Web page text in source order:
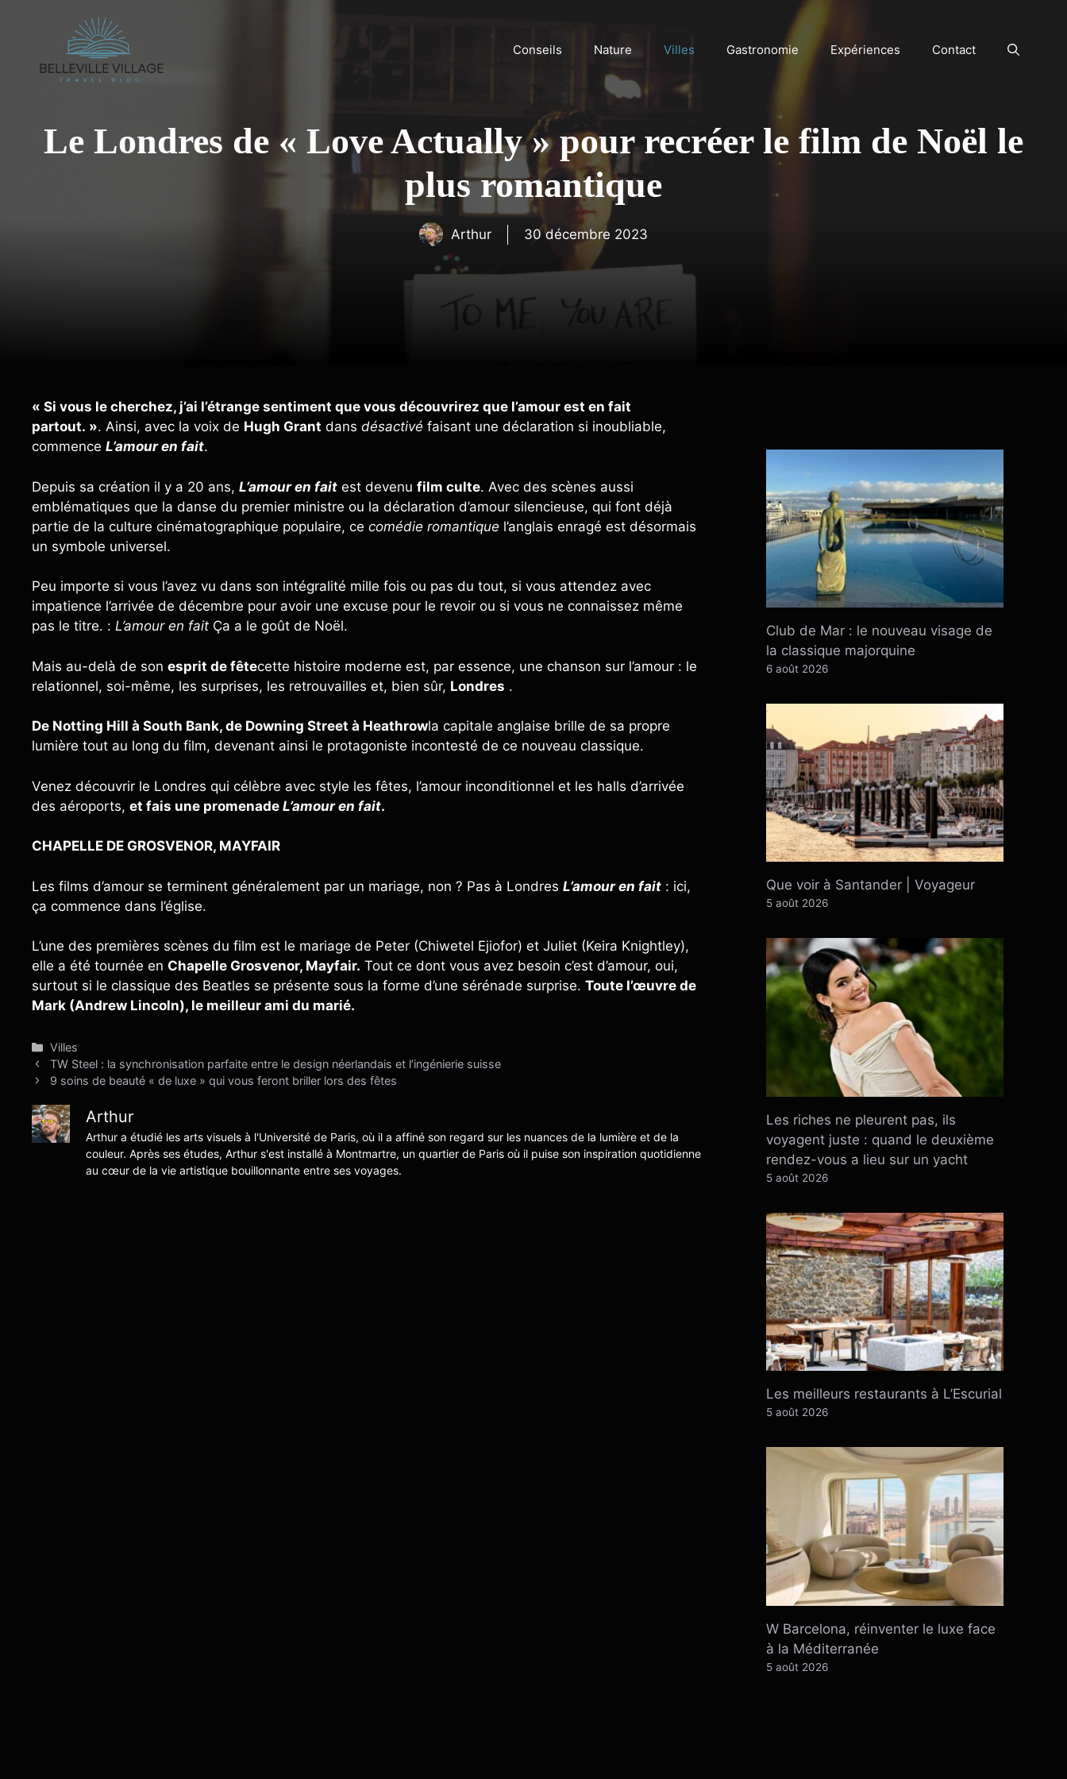
Conseils Nature Villes Gastronomie Expériences Contact
Le Londres de « Love Actually » pour recréer le film de Noël le
plus romantique
Arthur 30 décembre 2023
« Si vous le cherchez, j’ai l’étrange sentiment que vous découvrirez que l’amour est en fait
partout. ». Ainsi, avec la voix de Hugh Grant dans désactivé faisant une déclaration si inoubliable,
commence L’amour en fait.
Depuis sa création il y a 20 ans, L’amour en fait est devenu film culte. Avec des scènes aussi
emblématiques que la danse du premier ministre ou la déclaration d’amour silencieuse, qui font déjà
partie de la culture cinématographique populaire, ce comédie romantique l’anglais enragé est désormais
un symbole universel.
Peu importe si vous l’avez vu dans son intégralité mille fois ou pas du tout, si vous attendez avec
impatience l’arrivée de décembre pour avoir une excuse pour le revoir ou si vous ne connaissez même
pas le titre. : L’amour en fait Ça a le goût de Noël.
Mais au-delà de son esprit de fêtecette histoire moderne est, par essence, une chanson sur l’amour : le
relationnel, soi-même, les surprises, les retrouvailles et, bien sûr, Londres .
De Notting Hill à South Bank, de Downing Street à Heathrowla capitale anglaise brille de sa propre
lumière tout au long du film, devenant ainsi le protagoniste incontesté de ce nouveau classique.
Venez découvrir le Londres qui célèbre avec style les fêtes, l’amour inconditionnel et les halls d’arrivée
des aéroports, et fais une promenade L’amour en fait.
CHAPELLE DE GROSVENOR, MAYFAIR
Les films d’amour se terminent généralement par un mariage, non ? Pas à Londres L’amour en fait : ici,
ça commence dans l’église.
L’une des premières scènes du film est le mariage de Peter (Chiwetel Ejiofor) et Juliet (Keira Knightley),
elle a été tournée en Chapelle Grosvenor, Mayfair. Tout ce dont vous avez besoin c’est d’amour, oui,
surtout si le classique des Beatles se présente sous la forme d’une sérénade surprise. Toute l’œuvre de
Mark (Andrew Lincoln), le meilleur ami du marié.
Catégories
Villes
TW Steel : la synchronisation parfaite entre le design néerlandais et l’ingénierie suisse
9 soins de beauté « de luxe » qui vous feront briller lors des fêtes
Arthur
Arthur a étudié les arts visuels à l'Université de Paris, où il a affiné son regard sur les nuances de la lumière et de la
couleur. Après ses études, Arthur s'est installé à Montmartre, un quartier de Paris où il puise son inspiration quotidienne
au cœur de la vie artistique bouillonnante entre ses voyages.
Club de Mar : le nouveau visage de
la classique majorquine
6 août 2026
Que voir à Santander | Voyageur
5 août 2026
Les riches ne pleurent pas, ils
voyagent juste : quand le deuxième
rendez-vous a lieu sur un yacht
5 août 2026
Les meilleurs restaurants à L’Escurial
5 août 2026
W Barcelona, ​​​​réinventer le luxe face
à la Méditerranée
5 août 2026